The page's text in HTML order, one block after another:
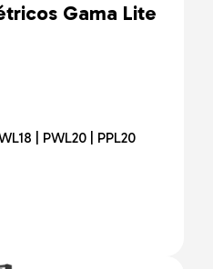
Gama Lite
| PWL20 | PPL20